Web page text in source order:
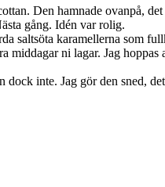
Den hamnade ovanpå,
gång. Idén var rolig.
saltsöta karamellerna som
middagar ni lagar. Jag hoppas
inte. Jag gör den sned,